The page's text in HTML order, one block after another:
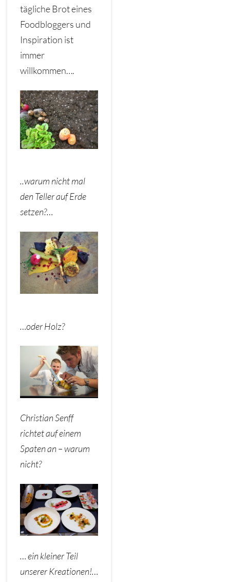
tägliche Brot eines
Foodbloggers und
Inspiration ist
immer
willkommen….
..warum nicht mal
den Teller auf Erde
setzen?…
…oder Holz?
Christian Senff
richtet auf einem
Spaten an – warum
nicht?
… ein kleiner Teil
unserer Kreationen!…